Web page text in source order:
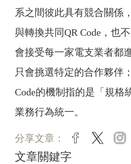
系之間彼此具有競合關係
與轉換共同QR Code，也
會接受每一家電支業者都
只會挑選特定的合作夥伴
Code的機制指的是「規格
業務行為統一。
分享文章： facebook
twitter
文章關鍵字